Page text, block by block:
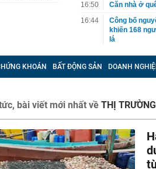
16:50
Căn nhà ở
16:44
Công bố
khiến 168
lá
16:40
Khởi tố, cấm
16:38
Bất chấp
dễ gặp quý
bỏ qua, người
16:36
Omoda &
triệu đồng
16:33
Vì sao ngày
cách làm
mới
KHOÁN BẤT ĐỘNG SẢN DOANH
bài viết mới nhất về THỊ